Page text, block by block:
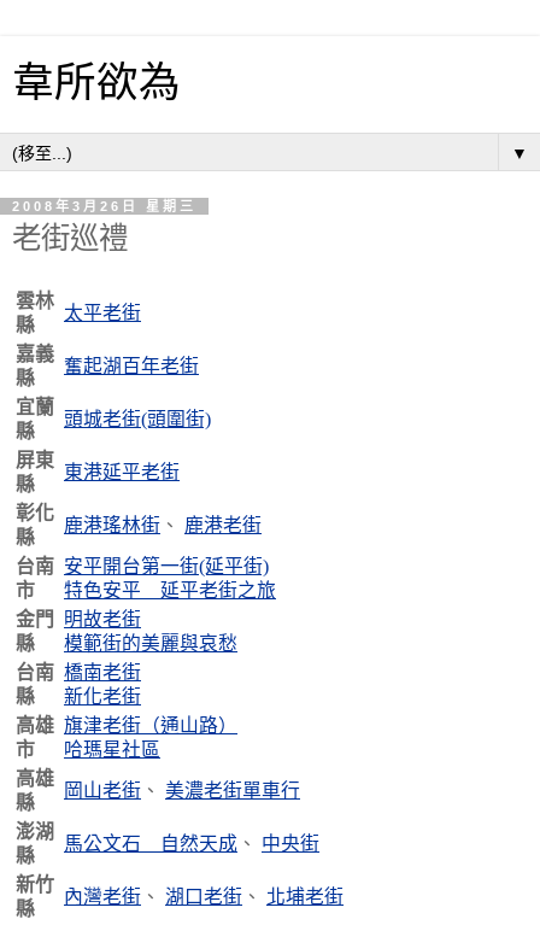
韋所欲為
▼
2008年3月26日 星期三
老街巡禮
雲林
縣
太平老街
嘉義
縣
奮起湖百年老街
宜蘭
縣
頭城老街(頭圍街)
屏東
縣
東港延平老街
彰化
縣
鹿港瑤林街 、 鹿港老街
台南
市
安平開台第一街(延平街)
特色安平 延平老街之旅
金門
縣
明故老街
模範街的美麗與哀愁
台南
縣
橋南老街
新化老街
高雄
市
旗津老街（通山路）
哈瑪星社區
高雄
縣
岡山老街 、 美濃老街單車行
澎湖
縣
馬公文石 自然天成 、 中央街
新竹
縣
內灣老街 、 湖口老街 、 北埔老街